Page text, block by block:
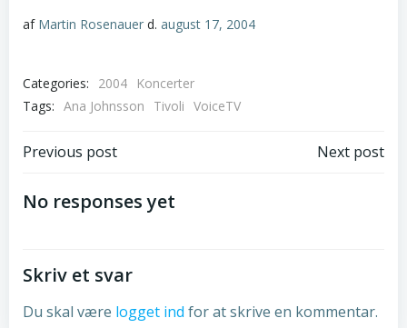
af Martin Rosenauer d. august 17, 2004
Categories: 2004
Koncerter
Tags: Ana Johnsson Tivoli VoiceTV
Post
navigation
Previous post Next post
No responses yet
Skriv et svar
Du skal være logget ind for at skrive en kommentar.